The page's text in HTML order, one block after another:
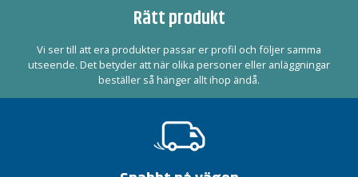
Rätt produkt
Vi ser till att era produkter passar er profil och följer samma
utseende. Det betyder att när olika personer eller anläggningar
beställer så hänger allt ihop ändå.